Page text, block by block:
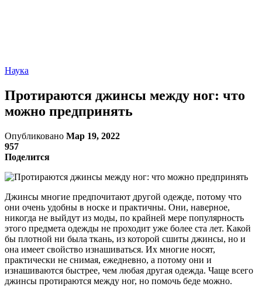
Наука
Протираются джинсы между ног: что
можно предпринять
Опубликовано Мар 19, 2022
957
Поделится
Джинсы многие предпочитают другой одежде, потому что
они очень удобны в носке и практичны. Они, наверное,
никогда не выйдут из моды, по крайней мере популярность
этого предмета одежды не проходит уже более ста лет. Какой
бы плотной ни была ткань, из которой сшиты джинсы, но и
она имеет свойство изнашиваться. Их многие носят,
практически не снимая, ежедневно, а потому они и
изнашиваются быстрее, чем любая другая одежда. Чаще всего
джинсы протираются между ног, но помочь беде можно.